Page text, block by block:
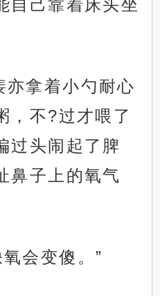
自己靠着床头坐
亦拿着小勺耐心
，不?过才喂了
过头闹起了脾
鼻子上的氧气
会变傻。”